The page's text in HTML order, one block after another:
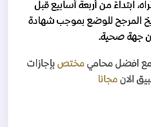
ابتداءً من أربعة أسابيع قبل
المرجح للوضع بموجب شهادة
جهة صحية.
مع افضل محاميمختص بإجازات
الان مجانا